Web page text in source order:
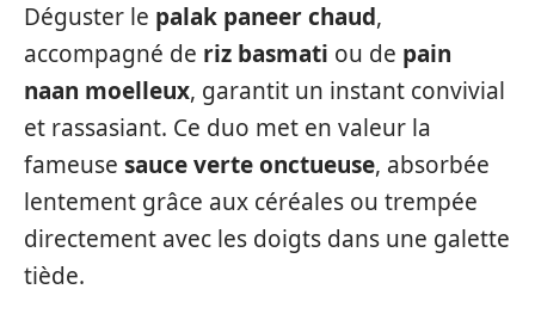
Déguster le palak paneer chaud,
accompagné de riz basmati ou de pain
naan moelleux, garantit un instant convivial
et rassasiant. Ce duo met en valeur la
fameuse sauce verte onctueuse, absorbée
lentement grâce aux céréales ou trempée
directement avec les doigts dans une galette
tiède.